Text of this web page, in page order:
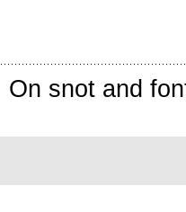
On snot and